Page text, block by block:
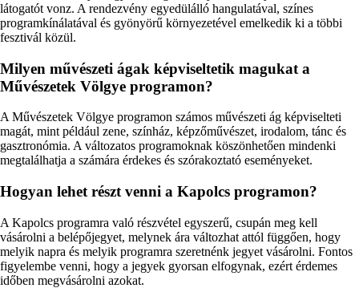
látogatót vonz. A rendezvény egyedülálló hangulatával, színes
programkínálatával és gyönyörű környezetével emelkedik ki a többi
fesztivál közül.
Milyen művészeti ágak képviseltetik magukat a
Művészetek Völgye programon?
A Művészetek Völgye programon számos művészeti ág képviselteti
magát, mint például zene, színház, képzőművészet, irodalom, tánc és
gasztronómia. A változatos programoknak köszönhetően mindenki
megtalálhatja a számára érdekes és szórakoztató eseményeket.
Hogyan lehet részt venni a Kapolcs programon?
A Kapolcs programra való részvétel egyszerű, csupán meg kell
vásárolni a belépőjegyet, melynek ára változhat attól függően, hogy
melyik napra és melyik programra szeretnénk jegyet vásárolni. Fontos
figyelembe venni, hogy a jegyek gyorsan elfogynak, ezért érdemes
időben megvásárolni azokat.